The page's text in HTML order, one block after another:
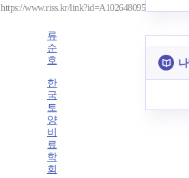
https://www.riss.kr/link?id=A102648095
류
순
호
한
국
토
양
비
료
학
회